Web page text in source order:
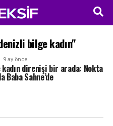
bilge kadın"
9 ay önce
direnişi bir arada: Nokta
Baba Sahne’de